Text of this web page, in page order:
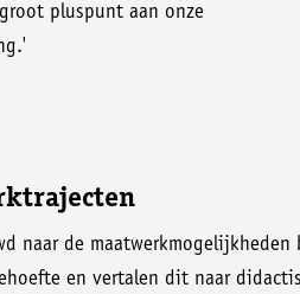
pluspunt aan onze
naar de
en vertalen dit naar